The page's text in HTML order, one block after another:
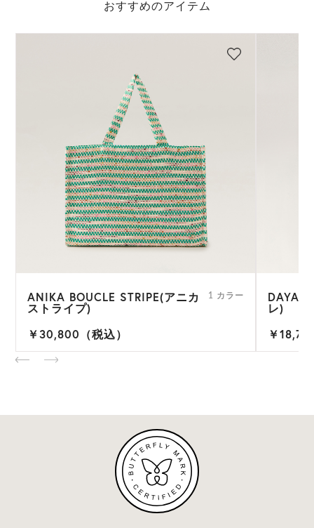
おすすめのアイテム
ANIKA BOUCLE STRIPE(アニカ
ストライプ)
1 カラー
￥30,800（税込）
レ)
￥